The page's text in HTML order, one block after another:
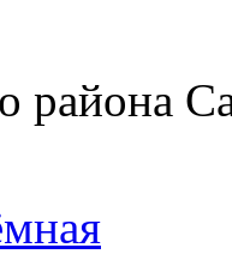
района